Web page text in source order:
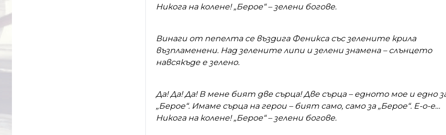
Никога на колене! „Берое“ – зелени богове.
Винаги от пепелта се въздига Феникса със зелените крила
възпламенени. Над зелените липи и зелени знамена – слънцето
навсякъде е зелено.
Да! Да! Да! В мене бият две сърца! Две сърца – едното мое и едно
„Берое“. Имаме сърца на герои – бият само, само за „Берое“. Е-о-е…
Никога на колене! „Берое“ – зелени богове.